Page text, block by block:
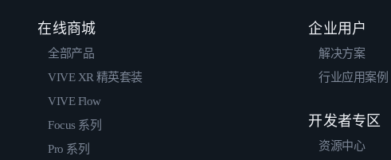
在线商城
全部产品
VIVE XR 精英套装
VIVE Flow
Focus 系列
Pro 系列
企业用户
解决方案
行业应用案例
开发者专区
资源中心